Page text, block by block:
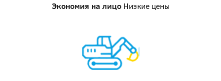
Экономия на лицо Низкие цены